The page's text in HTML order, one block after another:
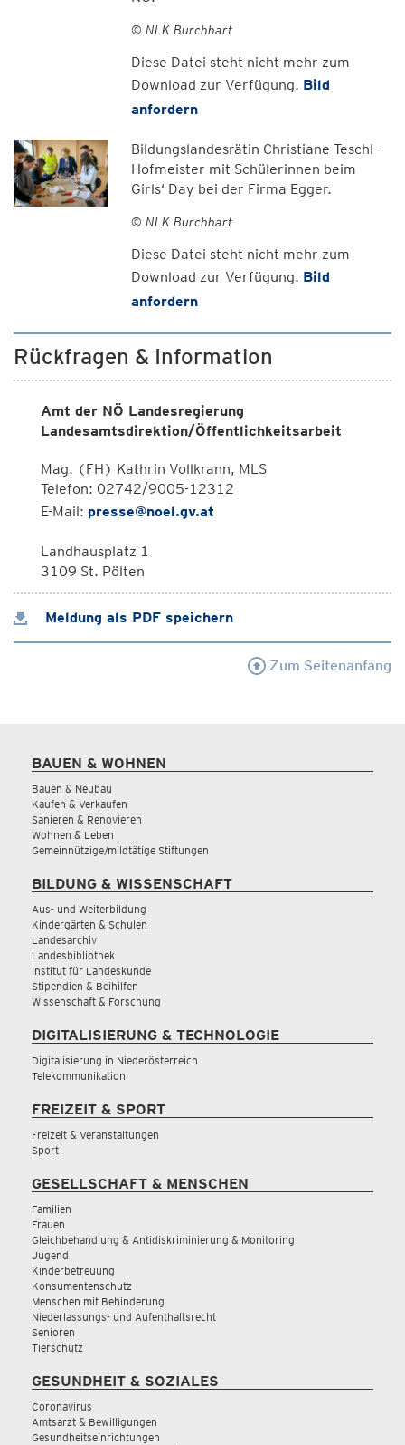
© NLK Burchhart
Diese Datei steht nicht mehr zum
Download zur Verfügung. Bild
anfordern
Bildungslandesrätin Christiane Teschl-
Hofmeister mit Schülerinnen beim
Girls‘ Day bei der Firma Egger.
© NLK Burchhart
Diese Datei steht nicht mehr zum
Download zur Verfügung. Bild
anfordern
Rückfragen & Information
Amt der NÖ Landesregierung
Landesamtsdirektion/Öffentlichkeitsarbeit
Mag. (FH) Kathrin Vollkrann, MLS
Telefon: 02742/9005-12312
E-Mail: presse@noel.gv.at
Landhausplatz 1
3109 St. Pölten
Meldung als PDF speichern
Zum Seitenanfang
BAUEN & WOHNEN
Bauen & Neubau
Kaufen & Verkaufen
Sanieren & Renovieren
Wohnen & Leben
Gemeinnützige/mildtätige Stiftungen
BILDUNG & WISSENSCHAFT
Aus- und Weiterbildung
Kindergärten & Schulen
Landesarchiv
Landesbibliothek
Institut für Landeskunde
Stipendien & Beihilfen
Wissenschaft & Forschung
DIGITALISIERUNG & TECHNOLOGIE
Digitalisierung in Niederösterreich
Telekommunikation
FREIZEIT & SPORT
Freizeit & Veranstaltungen
Sport
GESELLSCHAFT & MENSCHEN
Familien
Frauen
Gleichbehandlung & Antidiskriminierung & Monitoring
Jugend
Kinderbetreuung
Konsumentenschutz
Menschen mit Behinderung
Niederlassungs- und Aufenthaltsrecht
Senioren
Tierschutz
GESUNDHEIT & SOZIALES
Coronavirus
Amtsarzt & Bewilligungen
Gesundheitseinrichtungen